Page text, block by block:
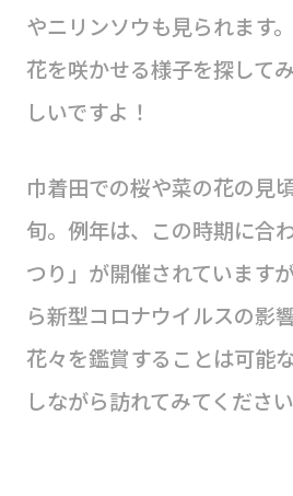
やニリンソウも見られます
花を咲かせる様子を探して
しいですよ！
巾着田での桜や菜の花の見
旬。例年は、この時期に合
つり」が開催されています
ら新型コロナウイルスの影
花々を鑑賞することは可能
しながら訪れてみてください